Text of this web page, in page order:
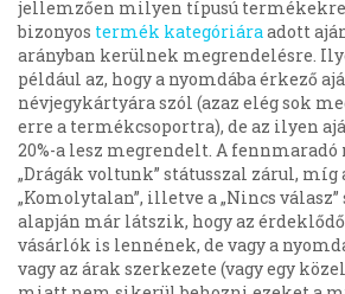
jellemzően milyen típusú termékekre
bizonyos termék kategóriáraadott
arányban kerülnek megrendelésre.
például az, hogy a nyomdába érkező
névjegykártyára szól (azaz elég sok
erre a termékcsoportra), de az ilyen
20%-a lesz megrendelt. A fennmaradó
„Drágák voltunk” státusszal zárul, míg
„Komolytalan”, illetve a „Nincs válasz”
alapján már látszik, hogy az
vásárlók is lennének, de vagy a
vagy az árak szerkezete (vagy egy